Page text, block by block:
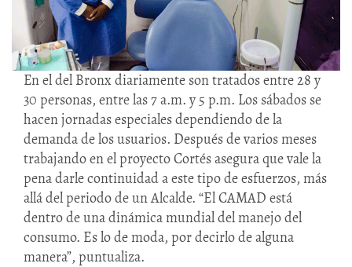
En el del Bronx diariamente son tratados entre 28 y
30 personas, entre las 7 a.m. y 5 p.m. Los sábados se
hacen jornadas especiales dependiendo de la
demanda de los usuarios. Después de varios meses
trabajando en el proyecto Cortés asegura que vale la
pena darle continuidad a este tipo de esfuerzos, más
allá del periodo de un Alcalde. “El CAMAD está
dentro de una dinámica mundial del manejo del
consumo. Es lo de moda, por decirlo de alguna
manera”, puntualiza.